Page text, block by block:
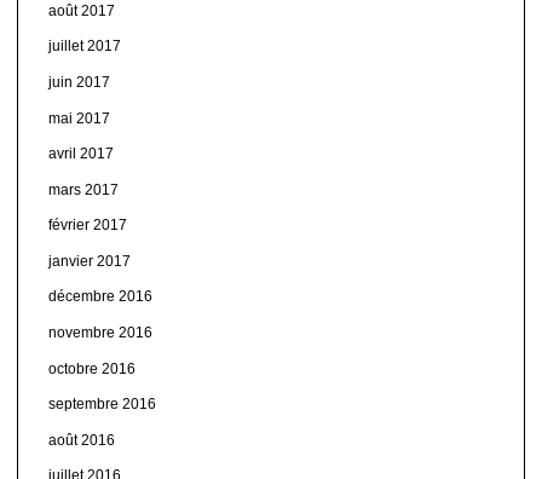
août 2017
juillet 2017
juin 2017
mai 2017
avril 2017
mars 2017
février 2017
janvier 2017
décembre 2016
novembre 2016
octobre 2016
septembre 2016
août 2016